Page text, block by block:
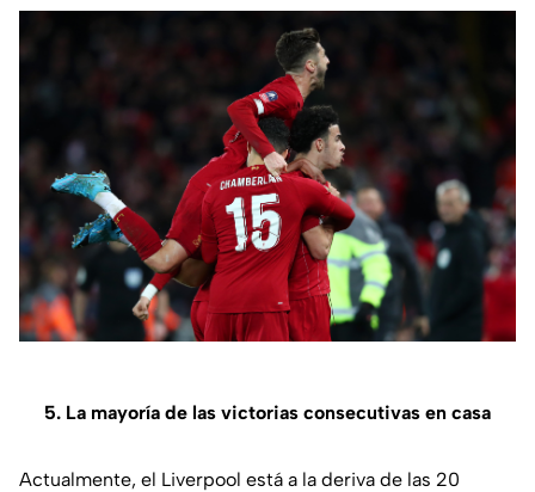
5. La mayoría de las victorias consecutivas en casa
Actualmente, el Liverpool está a la deriva de las 20